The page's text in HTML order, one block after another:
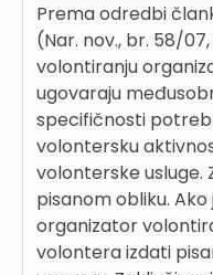
Prema odredbi
(Nar. nov., br. 58/
volontiranju
ugovaraju
specifičnosti
volontersku
volonterske usluge.
pisanom obliku.
organizator
volontera izdati